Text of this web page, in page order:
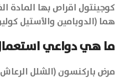
كوجينتول اقراص بها المادة
هما (الدوبامين والأستيل
ما هي دواعي